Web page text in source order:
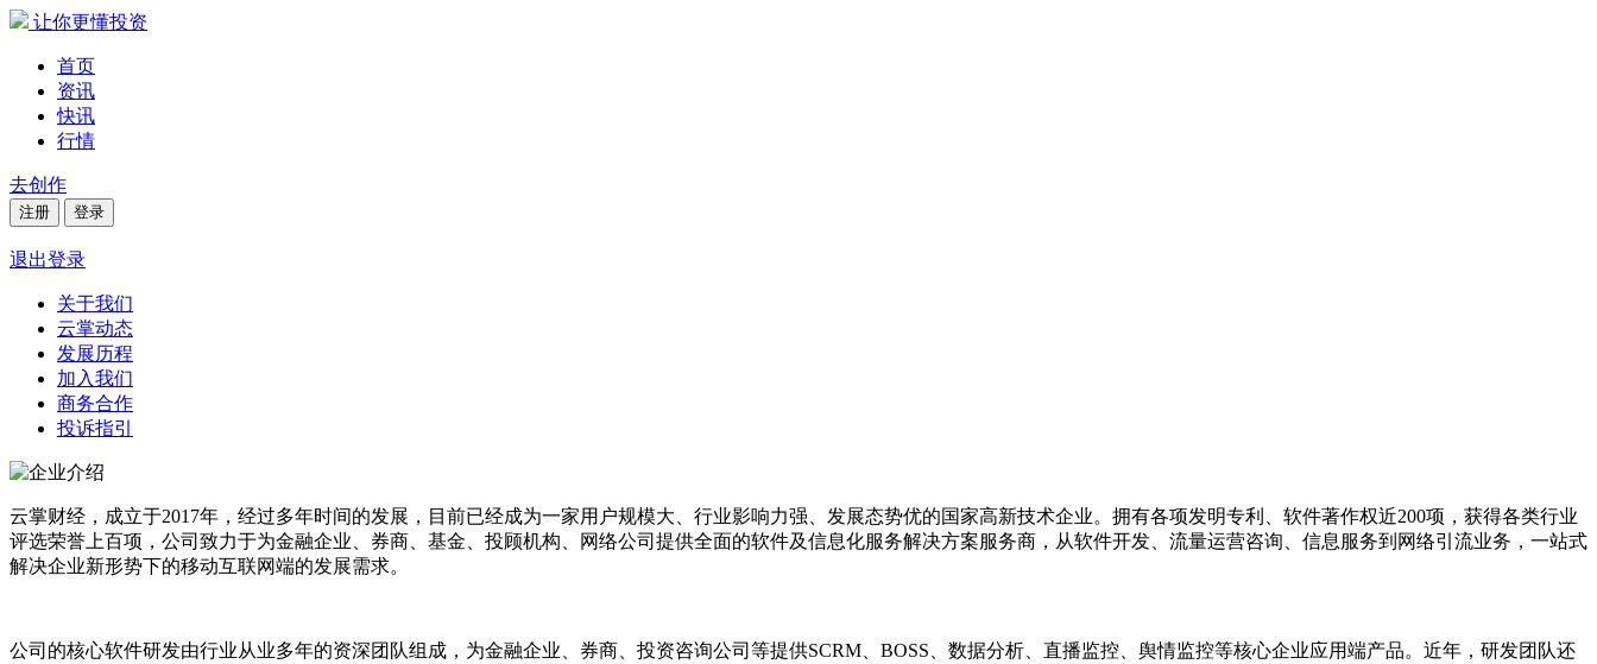
让你更懂投资
首页
资讯
快讯
行情
去创作
注册 登录
退出登录
关于我们
云掌动态
发展历程
加入我们
商务合作
投诉指引
云掌财经，成立于2017年，经过多年时间的发展，目前已经成为一家用户规模大、行业影响力强、发展态势优的国家高新技术企业。拥有各项发明专利、软件著作权近200项，获得各类行业
评选荣誉上百项，公司致力于为金融企业、券商、基金、投顾机构、网络公司提供全面的软件及信息化服务解决方案服务商，从软件开发、流量运营咨询、信息服务到网络引流业务，一站式
解决企业新形势下的移动互联网端的发展需求。
公司的核心软件研发由行业从业多年的资深团队组成，为金融企业、券商、投资咨询公司等提供SCRM、BOSS、数据分析、直播监控、舆情监控等核心企业应用端产品。近年，研发团队还